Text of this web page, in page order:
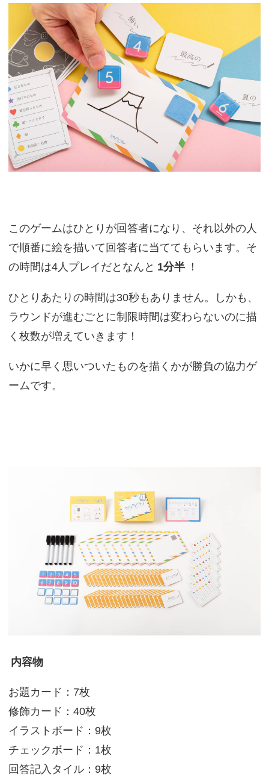
このゲームはひとりが回答者になり、それ以外の人
で順番に絵を描いて回答者に当ててもらいます。そ
の時間は4人プレイだとなんと 1分半 ！
ひとりあたりの時間は30秒もありません。しかも、
ラウンドが進むごとに制限時間は変わらないのに描
く枚数が増えていきます！
いかに早く思いついたものを描くかが勝負の協力ゲ
ームです。
内容物
お題カード：7枚
修飾カード：40枚
イラストボード：9枚
チェックボード：1枚
回答記入タイル：9枚